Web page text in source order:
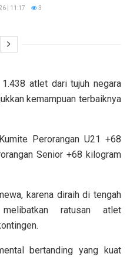
| 11:17 3
atlet dari tujuh negara
kemampuan terbaiknya
Perorangan U21 +68
Senior +68 kilogram
karena diraih di tengah
ratusan atlet
bertanding yang kuat